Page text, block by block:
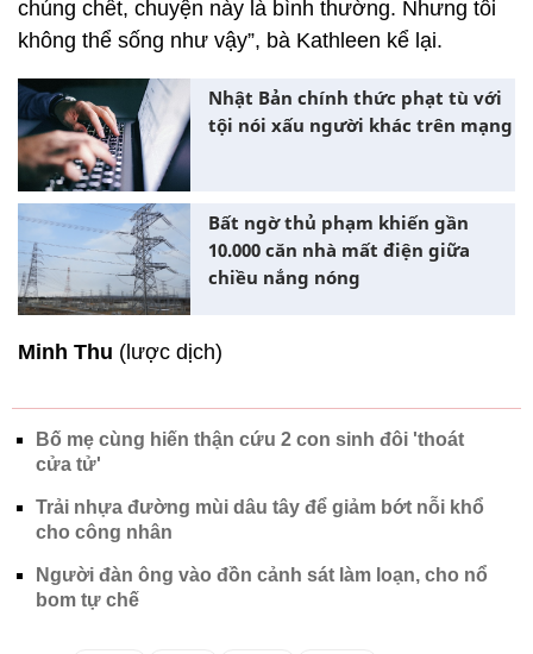
chúng chết, chuyện này là bình thường. Nhưng tôi
không thể sống như vậy”, bà Kathleen kể lại.
Nhật Bản chính thức phạt tù với
tội nói xấu người khác trên mạng
Bất ngờ thủ phạm khiến gần
10.000 căn nhà mất điện giữa
chiều nắng nóng
Minh Thu (lược dịch)
Bố mẹ cùng hiến thận cứu 2 con sinh đôi 'thoát
cửa tử'
Trải nhựa đường mùi dâu tây để giảm bớt nỗi khổ
cho công nhân
Người đàn ông vào đồn cảnh sát làm loạn, cho nổ
bom tự chế